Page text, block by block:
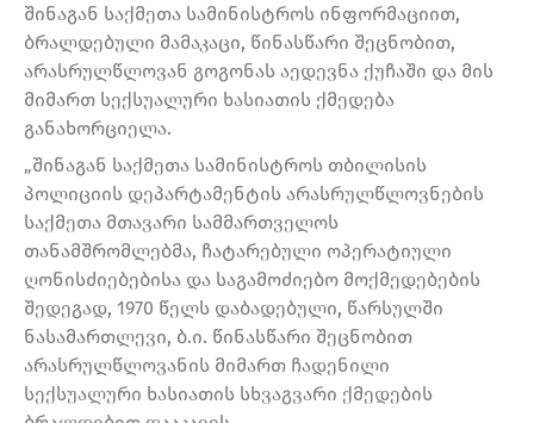
შინაგან საქმეთა სამინისტროს ინფორმაციით,
ბრალდებული მამაკაცი, წინასწარი შეცნობით,
არასრულწლოვან გოგონას აედევნა ქუჩაში და მის
მიმართ სექსუალური ხასიათის ქმედება
განახორციელა.
„შინაგან საქმეთა სამინისტროს თბილისის
პოლიციის დეპარტამენტის არასრულწლოვნების
საქმეთა მთავარი სამმართველოს
თანამშრომლებმა, ჩატარებული ოპერატიული
ღონისძიებებისა და საგამოძიებო მოქმედებების
შედეგად, 1970 წელს დაბადებული, წარსულში
ნასამართლევი, ბ.ი. წინასწარი შეცნობით
არასრულწლოვანის მიმართ ჩადენილი
სექსუალური ხასიათის სხვაგვარი ქმედების